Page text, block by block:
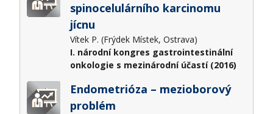
spinocelulárního karcinomu
jícnu
Vítek P. (Frýdek Místek, Ostrava)
I. národní kongres gastrointestinální
onkologie s mezinárodní účastí (2016)
Endometrióza – mezioborový
problém